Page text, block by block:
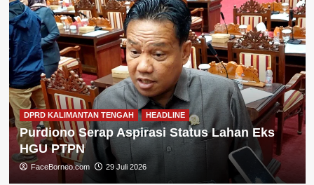
DPRD KALIMANTAN TENGAH HEADLINE
Purdiono Serap Aspirasi Status Lahan Eks
HGU PTPN
FaceBorneo.com 29 Juli 2026